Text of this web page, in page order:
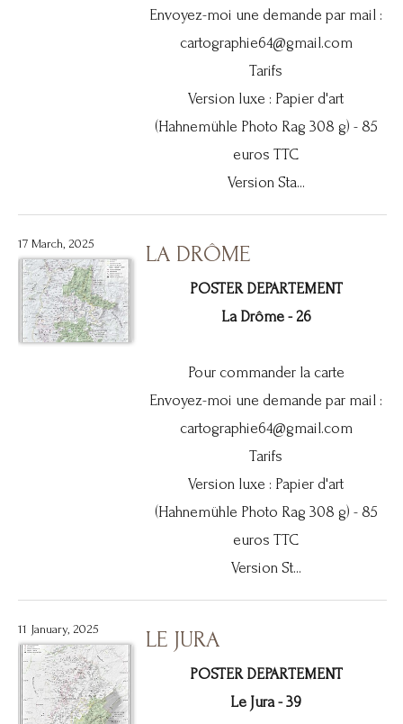
Envoyez-moi une demande par mail :
cartographie64@gmail.com
Tarifs
Version luxe : Papier d'art
(Hahnemühle Photo Rag 308 g) - 85
euros TTC
Version Sta...
17 March, 2025 LA DRÔME
POSTER DEPARTEMENT
La Drôme - 26
Pour commander la carte
Envoyez-moi une demande par mail :
cartographie64@gmail.com
Tarifs
Version luxe : Papier d'art
(Hahnemühle Photo Rag 308 g) - 85
euros TTC
Version St...
11 January, 2025 LE JURA
POSTER DEPARTEMENT
Le Jura - 39